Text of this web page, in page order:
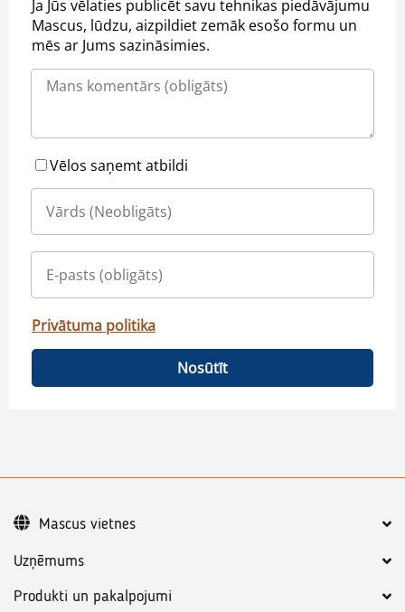
Ja Jūs vēlaties publicēt savu tehnikas piedāvājumu
Mascus, lūdzu, aizpildiet zemāk esošo formu un
mēs ar Jums sazināsimies.
Vēlos saņemt atbildi
Privātuma politika
Nosūtīt
Uzņēmums
Produkti un pakalpojumi
Mascus vietnes